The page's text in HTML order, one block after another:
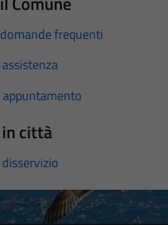
frequenti
città